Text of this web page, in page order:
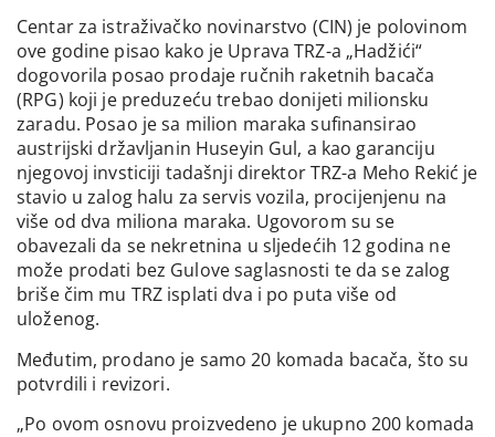
Centar za istraživačko novinarstvo (CIN) je polovinom
ove godine pisao kako je Uprava TRZ-a „Hadžići“
dogovorila posao prodaje ručnih raketnih bacača
(RPG) koji je preduzeću trebao donijeti milionsku
zaradu. Posao je sa milion maraka sufinansirao
austrijski državljanin Huseyin Gul, a kao garanciju
njegovoj invsticiji tadašnji direktor TRZ-a Meho Rekić je
stavio u zalog halu za servis vozila, procijenjenu na
više od dva miliona maraka. Ugovorom su se
obavezali da se nekretnina u sljedećih 12 godina ne
može prodati bez Gulove saglasnosti te da se zalog
briše čim mu TRZ isplati dva i po puta više od
uloženog.
Međutim, prodano je samo 20 komada bacača, što su
potvrdili i revizori.
„Po ovom osnovu proizvedeno je ukupno 200 komada